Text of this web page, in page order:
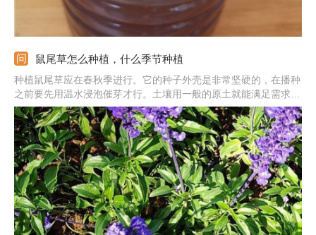
鼠尾草怎么种植，什么季节种植
种植鼠尾草应在春秋季进行。它的种子外壳是非常坚硬的，在播种
之前要先用温水浸泡催芽才行。土壤用一般的原土就能满足需求。
备好后将催芽后的种子洒在上面，后期要控温，控制在20-25度，
还要喷水保湿，这样不到半月可发芽。等小苗长到5-10厘米的时候
要间苗，间距要在20-30厘米，这样后期才能更好的生长。